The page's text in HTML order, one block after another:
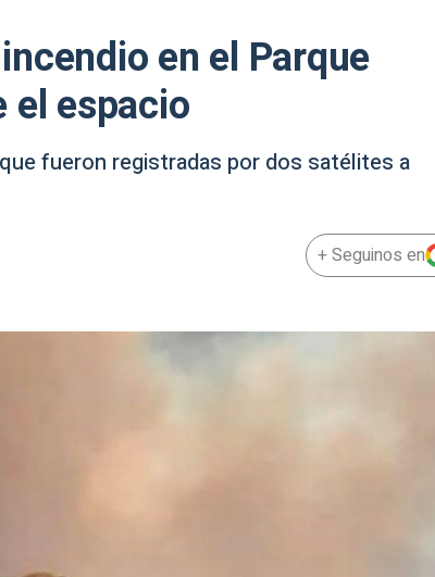
en el Parque
el espacio
fueron registradas por dos satélites a
+ Seguinos en